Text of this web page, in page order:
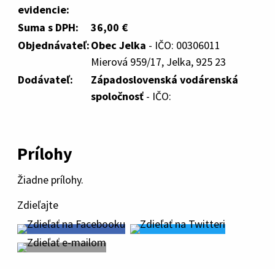
evidencie:
Suma s DPH:
36,00 €
Objednávateľ:Obec Jelka - IČO: 00306011
Mierová 959/17, Jelka, 925 23
Dodávateľ:
Západoslovenská vodárenská
spoločnosť - IČO:
Prílohy
Žiadne prílohy.
Zdieľajte